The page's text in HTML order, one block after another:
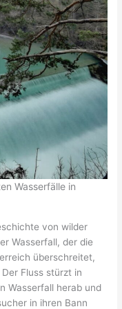
Wasserfälle in
von wilder
Wasserfall, der die
überschreitet,
Fluss stürzt in
Wasserfall herab und
in ihren Bann